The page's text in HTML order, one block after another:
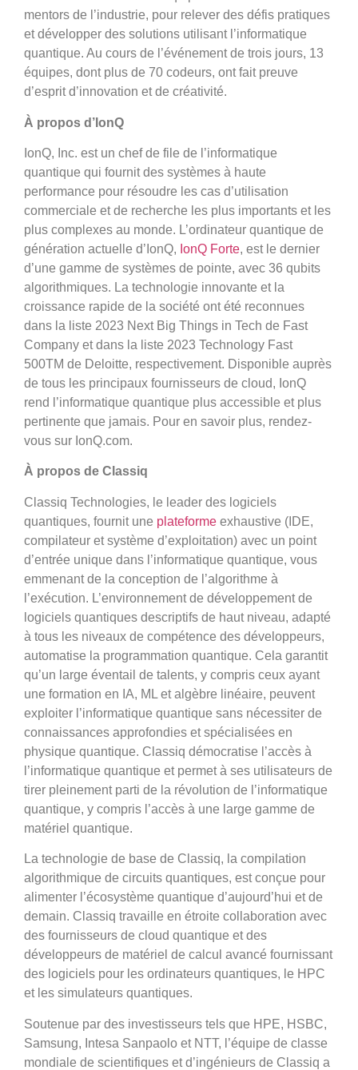
mentors de l’industrie, pour relever des défis pratiques
et développer des solutions utilisant l’informatique
quantique. Au cours de l’événement de trois jours, 13
équipes, dont plus de 70 codeurs, ont fait preuve
d’esprit d’innovation et de créativité.
À propos d’IonQ
IonQ, Inc. est un chef de file de l’informatique
quantique qui fournit des systèmes à haute
performance pour résoudre les cas d’utilisation
commerciale et de recherche les plus importants et les
plus complexes au monde. L’ordinateur quantique de
génération actuelle d’IonQ, IonQ Forte, est le dernier
d’une gamme de systèmes de pointe, avec 36 qubits
algorithmiques. La technologie innovante et la
croissance rapide de la société ont été reconnues
dans la liste 2023 Next Big Things in Tech de Fast
Company et dans la liste 2023 Technology Fast
500TM de Deloitte, respectivement. Disponible auprès
de tous les principaux fournisseurs de cloud, IonQ
rend l’informatique quantique plus accessible et plus
pertinente que jamais. Pour en savoir plus, rendez-
vous sur IonQ.com.
À propos de Classiq
Classiq Technologies, le leader des logiciels
quantiques, fournit une plateforme exhaustive (IDE,
compilateur et système d’exploitation) avec un point
d’entrée unique dans l’informatique quantique, vous
emmenant de la conception de l’algorithme à
l’exécution. L’environnement de développement de
logiciels quantiques descriptifs de haut niveau, adapté
à tous les niveaux de compétence des développeurs,
automatise la programmation quantique. Cela garantit
qu’un large éventail de talents, y compris ceux ayant
une formation en IA, ML et algèbre linéaire, peuvent
exploiter l’informatique quantique sans nécessiter de
connaissances approfondies et spécialisées en
physique quantique. Classiq démocratise l’accès à
l’informatique quantique et permet à ses utilisateurs de
tirer pleinement parti de la révolution de l’informatique
quantique, y compris l’accès à une large gamme de
matériel quantique.
La technologie de base de Classiq, la compilation
algorithmique de circuits quantiques, est conçue pour
alimenter l’écosystème quantique d’aujourd’hui et de
demain. Classiq travaille en étroite collaboration avec
des fournisseurs de cloud quantique et des
développeurs de matériel de calcul avancé fournissant
des logiciels pour les ordinateurs quantiques, le HPC
et les simulateurs quantiques.
Soutenue par des investisseurs tels que HPE, HSBC,
Samsung, Intesa Sanpaolo et NTT, l’équipe de classe
mondiale de scientifiques et d’ingénieurs de Classiq a